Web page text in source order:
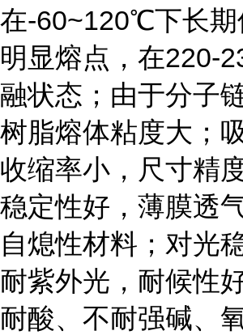
在-60~120℃下长期
明显熔点，在220-
融状态；由于分子
树脂熔体粘度大；
收缩率小，尺寸精
稳定性好，薄膜透
自熄性材料；对光
耐紫外光，耐候性
耐酸、不耐强碱、